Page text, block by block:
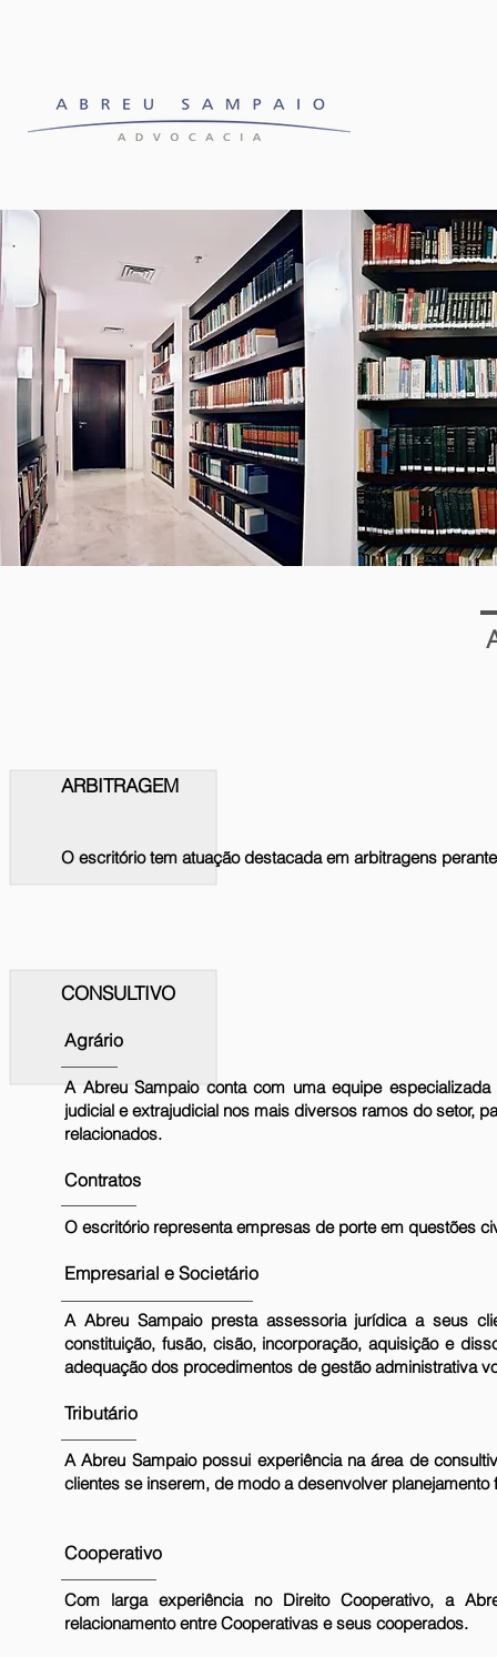
O escritório tem atuação destacada em arbitragens
ARBITRAGEM
CONSULTIVO
Agrário
A Abreu Sampaio conta com uma equipe
judicial e extrajudicial nos mais diversos ramos do setor,
relacionados.
Contratos
O escritório representa empresas de porte em questões
Empresarial e Societário
A Abreu Sampaio presta assessoria jurídica a seus
constituição, fusão, cisão, incorporação, aquisição e
adequação dos procedimentos de gestão administrativa
Tributário
A Abreu Sampaio possui experiência na área de
clientes se inserem, de modo a desenvolver
Cooperativo
Com larga experiência no Direito Cooperativo, a
relacionamento entre Cooperativas e seus cooperados.